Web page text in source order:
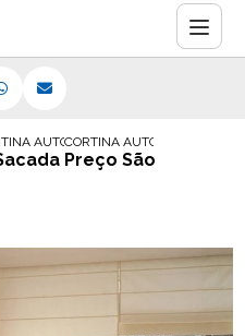
AUTOMATICA PARA SACADA
CORTINA AUTOMATICA
Preço São